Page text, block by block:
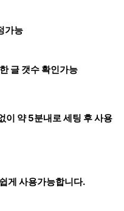
가능
글 갯수 확인가능
이 약 5분내로 세팅 후 사용
게 사용가능합니다.